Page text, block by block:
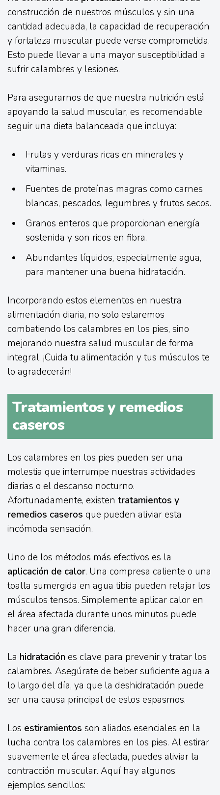
construcción de nuestros músculos y sin una
cantidad adecuada, la capacidad de recuperación
y fortaleza muscular puede verse comprometida.
Esto puede llevar a una mayor susceptibilidad a
sufrir calambres y lesiones.
Para asegurarnos de que nuestra nutrición está
apoyando la salud muscular, es recomendable
seguir una dieta balanceada que incluya:
Frutas y verduras ricas en minerales y
vitaminas.
Fuentes de proteínas magras como carnes
blancas, pescados, legumbres y frutos secos.
Granos enteros que proporcionan energía
sostenida y son ricos en fibra.
Abundantes líquidos, especialmente agua,
para mantener una buena hidratación.
Incorporando estos elementos en nuestra
alimentación diaria, no solo estaremos
combatiendo los calambres en los pies, sino
mejorando nuestra salud muscular de forma
integral. ¡Cuida tu alimentación y tus músculos te
lo agradecerán!
Tratamientos y remedios
caseros
Los calambres en los pies pueden ser una
molestia que interrumpe nuestras actividades
diarias o el descanso nocturno.
Afortunadamente, existen tratamientos y
remedios caseros que pueden aliviar esta
incómoda sensación.
Uno de los métodos más efectivos es la
aplicación de calor. Una compresa caliente o una
toalla sumergida en agua tibia pueden relajar los
músculos tensos. Simplemente aplicar calor en
el área afectada durante unos minutos puede
hacer una gran diferencia.
La hidratación es clave para prevenir y tratar los
calambres. Asegúrate de beber suficiente agua a
lo largo del día, ya que la deshidratación puede
ser una causa principal de estos espasmos.
Los estiramientos son aliados esenciales en la
lucha contra los calambres en los pies. Al estirar
suavemente el área afectada, puedes aliviar la
contracción muscular. Aquí hay algunos
ejemplos sencillos: